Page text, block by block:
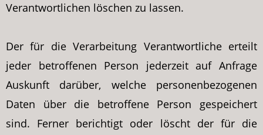
Verantwortlichen löschen zu lassen.
Der für die Verarbeitung Verantwortliche erteilt
jeder betroffenen Person jederzeit auf Anfrage
Auskunft darüber, welche personenbezogenen
Daten über die betroffene Person gespeichert
sind. Ferner berichtigt oder löscht der für die